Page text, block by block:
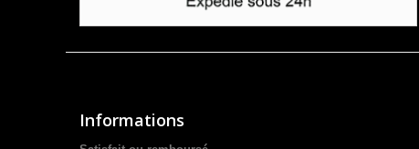
Informations